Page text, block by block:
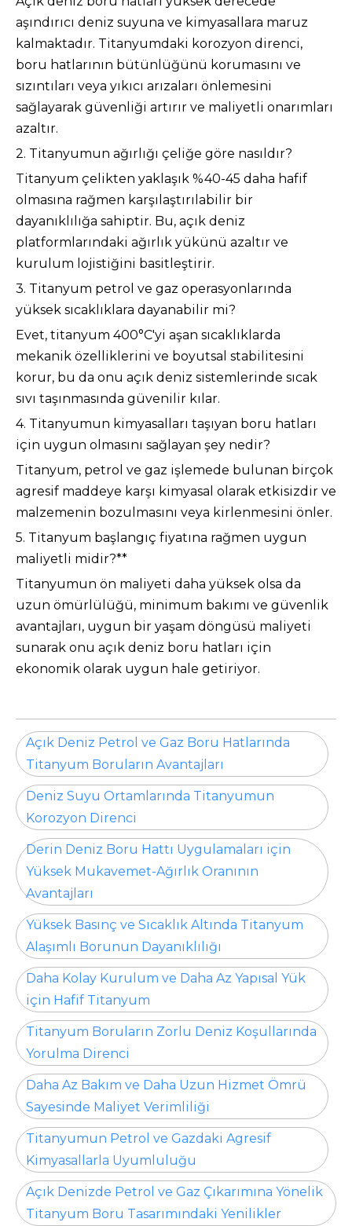
aşındırıcı deniz suyuna ve kimyasallara maruz
kalmaktadır. Titanyumdaki korozyon direnci,
boru hatlarının bütünlüğünü korumasını ve
sızıntıları veya yıkıcı arızaları önlemesini
sağlayarak güvenliği artırır ve maliyetli onarımları
azaltır.
2. Titanyumun ağırlığı çeliğe göre nasıldır?
Titanyum çelikten yaklaşık %40-45 daha hafif
olmasına rağmen karşılaştırılabilir bir
dayanıklılığa sahiptir. Bu, açık deniz
platformlarındaki ağırlık yükünü azaltır ve
kurulum lojistiğini basitleştirir.
3. Titanyum petrol ve gaz operasyonlarında
yüksek sıcaklıklara dayanabilir mi?
Evet, titanyum 400°C'yi aşan sıcaklıklarda
mekanik özelliklerini ve boyutsal stabilitesini
korur, bu da onu açık deniz sistemlerinde sıcak
sıvı taşınmasında güvenilir kılar.
4. Titanyumun kimyasalları taşıyan boru hatları
için uygun olmasını sağlayan şey nedir?
Titanyum, petrol ve gaz işlemede bulunan birçok
agresif maddeye karşı kimyasal olarak etkisizdir ve
malzemenin bozulmasını veya kirlenmesini önler.
5. Titanyum başlangıç ​​fiyatına rağmen uygun
maliyetli midir?**
Titanyumun ön maliyeti daha yüksek olsa da
uzun ömürlülüğü, minimum bakımı ve güvenlik
avantajları, uygun bir yaşam döngüsü maliyeti
sunarak onu açık deniz boru hatları için
ekonomik olarak uygun hale getiriyor.
Açık Deniz Petrol ve Gaz Boru Hatlarında
Titanyum Boruların Avantajları
Deniz Suyu Ortamlarında Titanyumun
Korozyon Direnci
Derin Deniz Boru Hattı Uygulamaları için
Yüksek Mukavemet-Ağırlık Oranının
Avantajları
Yüksek Basınç ve Sıcaklık Altında Titanyum
Alaşımlı Borunun Dayanıklılığı
Daha Kolay Kurulum ve Daha Az Yapısal Yük
için Hafif Titanyum
Titanyum Boruların Zorlu Deniz Koşullarında
Yorulma Direnci
Daha Az Bakım ve Daha Uzun Hizmet Ömrü
Sayesinde Maliyet Verimliliği
Titanyumun Petrol ve Gazdaki Agresif
Kimyasallarla Uyumluluğu
Açık Denizde Petrol ve Gaz Çıkarımına Yönelik
Titanyum Boru Tasarımındaki Yenilikler